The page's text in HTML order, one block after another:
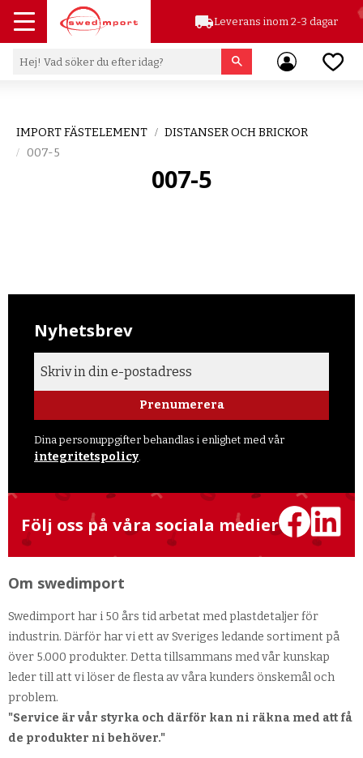
Meny
local_shippingLeverans inom 2-3 dagar
IMPORT FÄSTELEMENT
DISTANSER OCH BRICKOR
007-5
007-5
Nyhetsbrev
Prenumerera
Dina personuppgifter behandlas i enlighet med vår
integritetspolicy
Följ oss på våra sociala medier
Om swedimport
Swedimport har i 50 års tid arbetat med plastdetaljer för
industrin. Därför har vi ett av Sveriges ledande sortiment på
över 5.000 produkter. Detta tillsammans med vår kunskap
leder till att vi löser de flesta av våra kunders önskemål och
problem.
"Service är vår styrka och därför kan ni räkna med att få
de produkter ni behöver."